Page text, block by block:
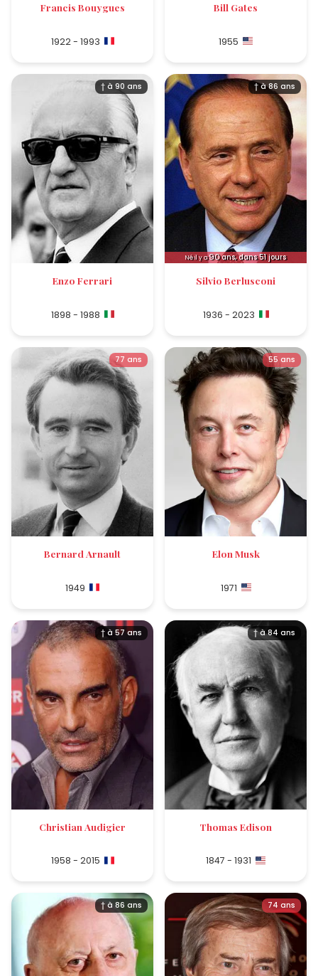
Francis Bouygues
1922 - 1993
Bill Gates
1955
† à 90 ans
Enzo Ferrari
1898 - 1988
† à 86 ans
Né il y a90ans, dans 51 jours
Silvio Berlusconi
1936 - 2023
77 ans
Bernard Arnault
1949
55 ans
Elon Musk
1971
† à 57 ans
Christian Audigier
1958 - 2015
† à 84 ans
Thomas Edison
1847 - 1931
† à 86 ans 74 ans